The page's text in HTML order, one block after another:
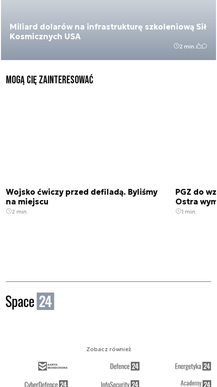
Miliard dolarów na infrastrukturę szkoleniową Sił
Kosmicznych USA
2 min.
Mogą Cię zainteresować
Wojsko ćwiczy przed defiladą. Byliśmy
na miejscu
2 min.
PGZ do
Ostra
1 min.
Zobacz również